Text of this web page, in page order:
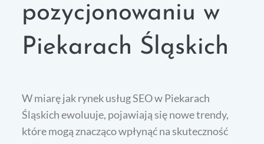
pozycjonowaniu w
Piekarach Śląskich
W miarę jak rynek usług SEO w Piekarach
Śląskich ewoluuje, pojawiają się nowe trendy,
które mogą znacząco wpłynąć na skuteczność